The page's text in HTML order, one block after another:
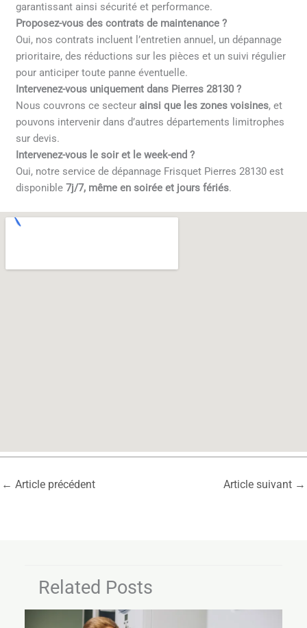
garantissant ainsi sécurité et performance.
Proposez-vous des contrats de maintenance ?
Oui, nos contrats incluent l’entretien annuel, un dépannage
prioritaire, des réductions sur les pièces et un suivi régulier
pour anticiper toute panne éventuelle.
Intervenez-vous uniquement dans Pierres 28130 ?
Nous couvrons ce secteur ainsi que les zones voisines, et
pouvons intervenir dans d’autres départements limitrophes
sur devis.
Intervenez-vous le soir et le week-end ?
Oui, notre service de dépannage Frisquet Pierres 28130 est
disponible7j/7, même en soirée et jours fériés.
← Article précédent Article suivant →
Related Posts